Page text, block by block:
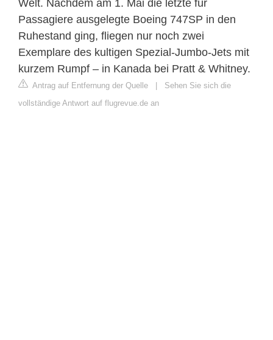
Welt. Nachdem am 1. Mai die letzte für
Passagiere ausgelegte Boeing 747SP in den
Ruhestand ging, fliegen nur noch zwei
Exemplare des kultigen Spezial-Jumbo-Jets mit
kurzem Rumpf – in Kanada bei Pratt & Whitney.
Antrag auf Entfernung der Quelle | Sehen Sie sich die
vollständige Antwort auf flugrevue.de an